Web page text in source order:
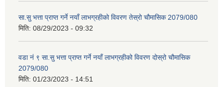
सा.सु भत्ता प्राप्त गर्ने नयाँ लाभग्रहीको विवरण तेस्रो चौमासिक 2079/080
मिति: 08/29/2023 - 09:32
वडा नं ९ सा.सु भत्ता प्राप्त गर्ने नयाँ लाभग्रहीको विवरण दोस्रो चौमासिक
2079/080
मिति: 01/23/2023 - 14:51